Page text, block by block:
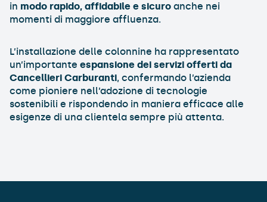
in modo rapido, affidabile e sicuro anche nei
momenti di maggiore affluenza.
L’installazione delle colonnine ha rappresentato
un’importante espansione dei servizi offerti da
Cancellieri Carburanti, confermando l’azienda
come pioniere nell’adozione di tecnologie
sostenibili e rispondendo in maniera efficace alle
esigenze di una clientela sempre più attenta.